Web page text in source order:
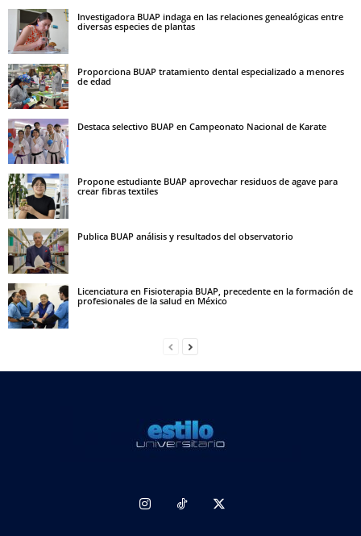
Investigadora BUAP indaga en las relaciones genealógicas entre
diversas especies de plantas
Proporciona BUAP tratamiento dental especializado a menores
de edad
Destaca selectivo BUAP en Campeonato Nacional de Karate
Propone estudiante BUAP aprovechar residuos de agave para
crear fibras textiles
Publica BUAP análisis y resultados del observatorio
Licenciatura en Fisioterapia BUAP, precedente en la formación de
profesionales de la salud en México